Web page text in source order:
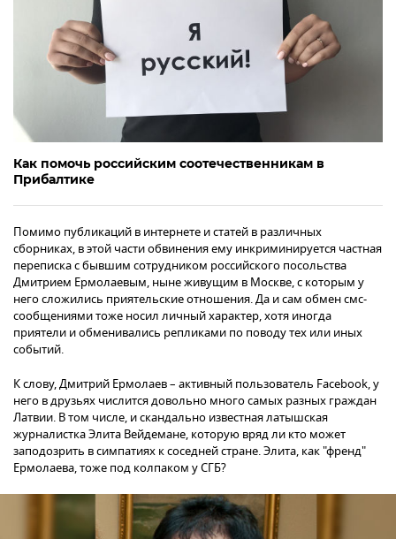
Как помочь российским соотечественникам в
Прибалтике
Помимо публикаций в интернете и статей в различных
сборниках, в этой части обвинения ему инкриминируется частная
переписка с бывшим сотрудником российского посольства
Дмитрием Ермолаевым, ныне живущим в Москве, с которым у
него сложились приятельские отношения. Да и сам обмен смс-
сообщениями тоже носил личный характер, хотя иногда
приятели и обменивались репликами по поводу тех или иных
событий.
К слову, Дмитрий Ермолаев – активный пользователь Facebook, у
него в друзьях числится довольно много самых разных граждан
Латвии. В том числе, и скандально известная латышская
журналистка Элита Вейдемане, которую вряд ли кто может
заподозрить в симпатиях к соседней стране. Элита, как "френд"
Ермолаева, тоже под колпаком у СГБ?